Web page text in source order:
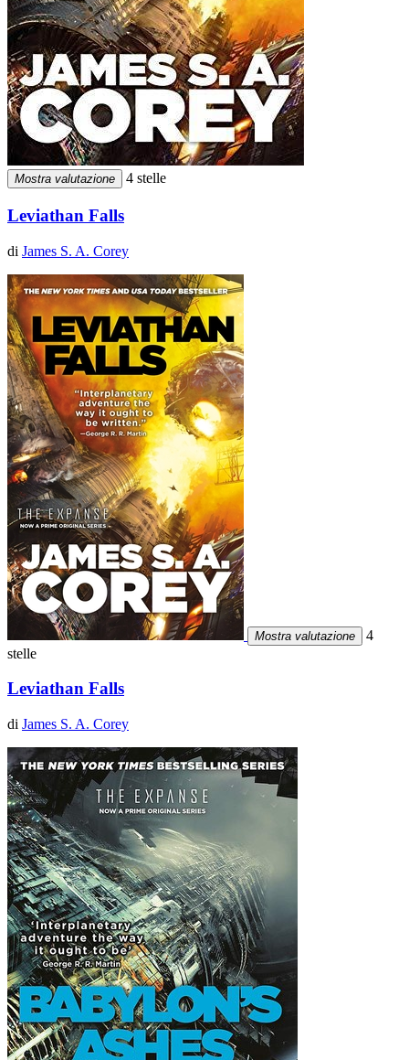
Mostra valutazione 4 stelle
Leviathan Falls
di James S. A. Corey
Mostra valutazione
4
stelle
Leviathan Falls
di James S. A. Corey